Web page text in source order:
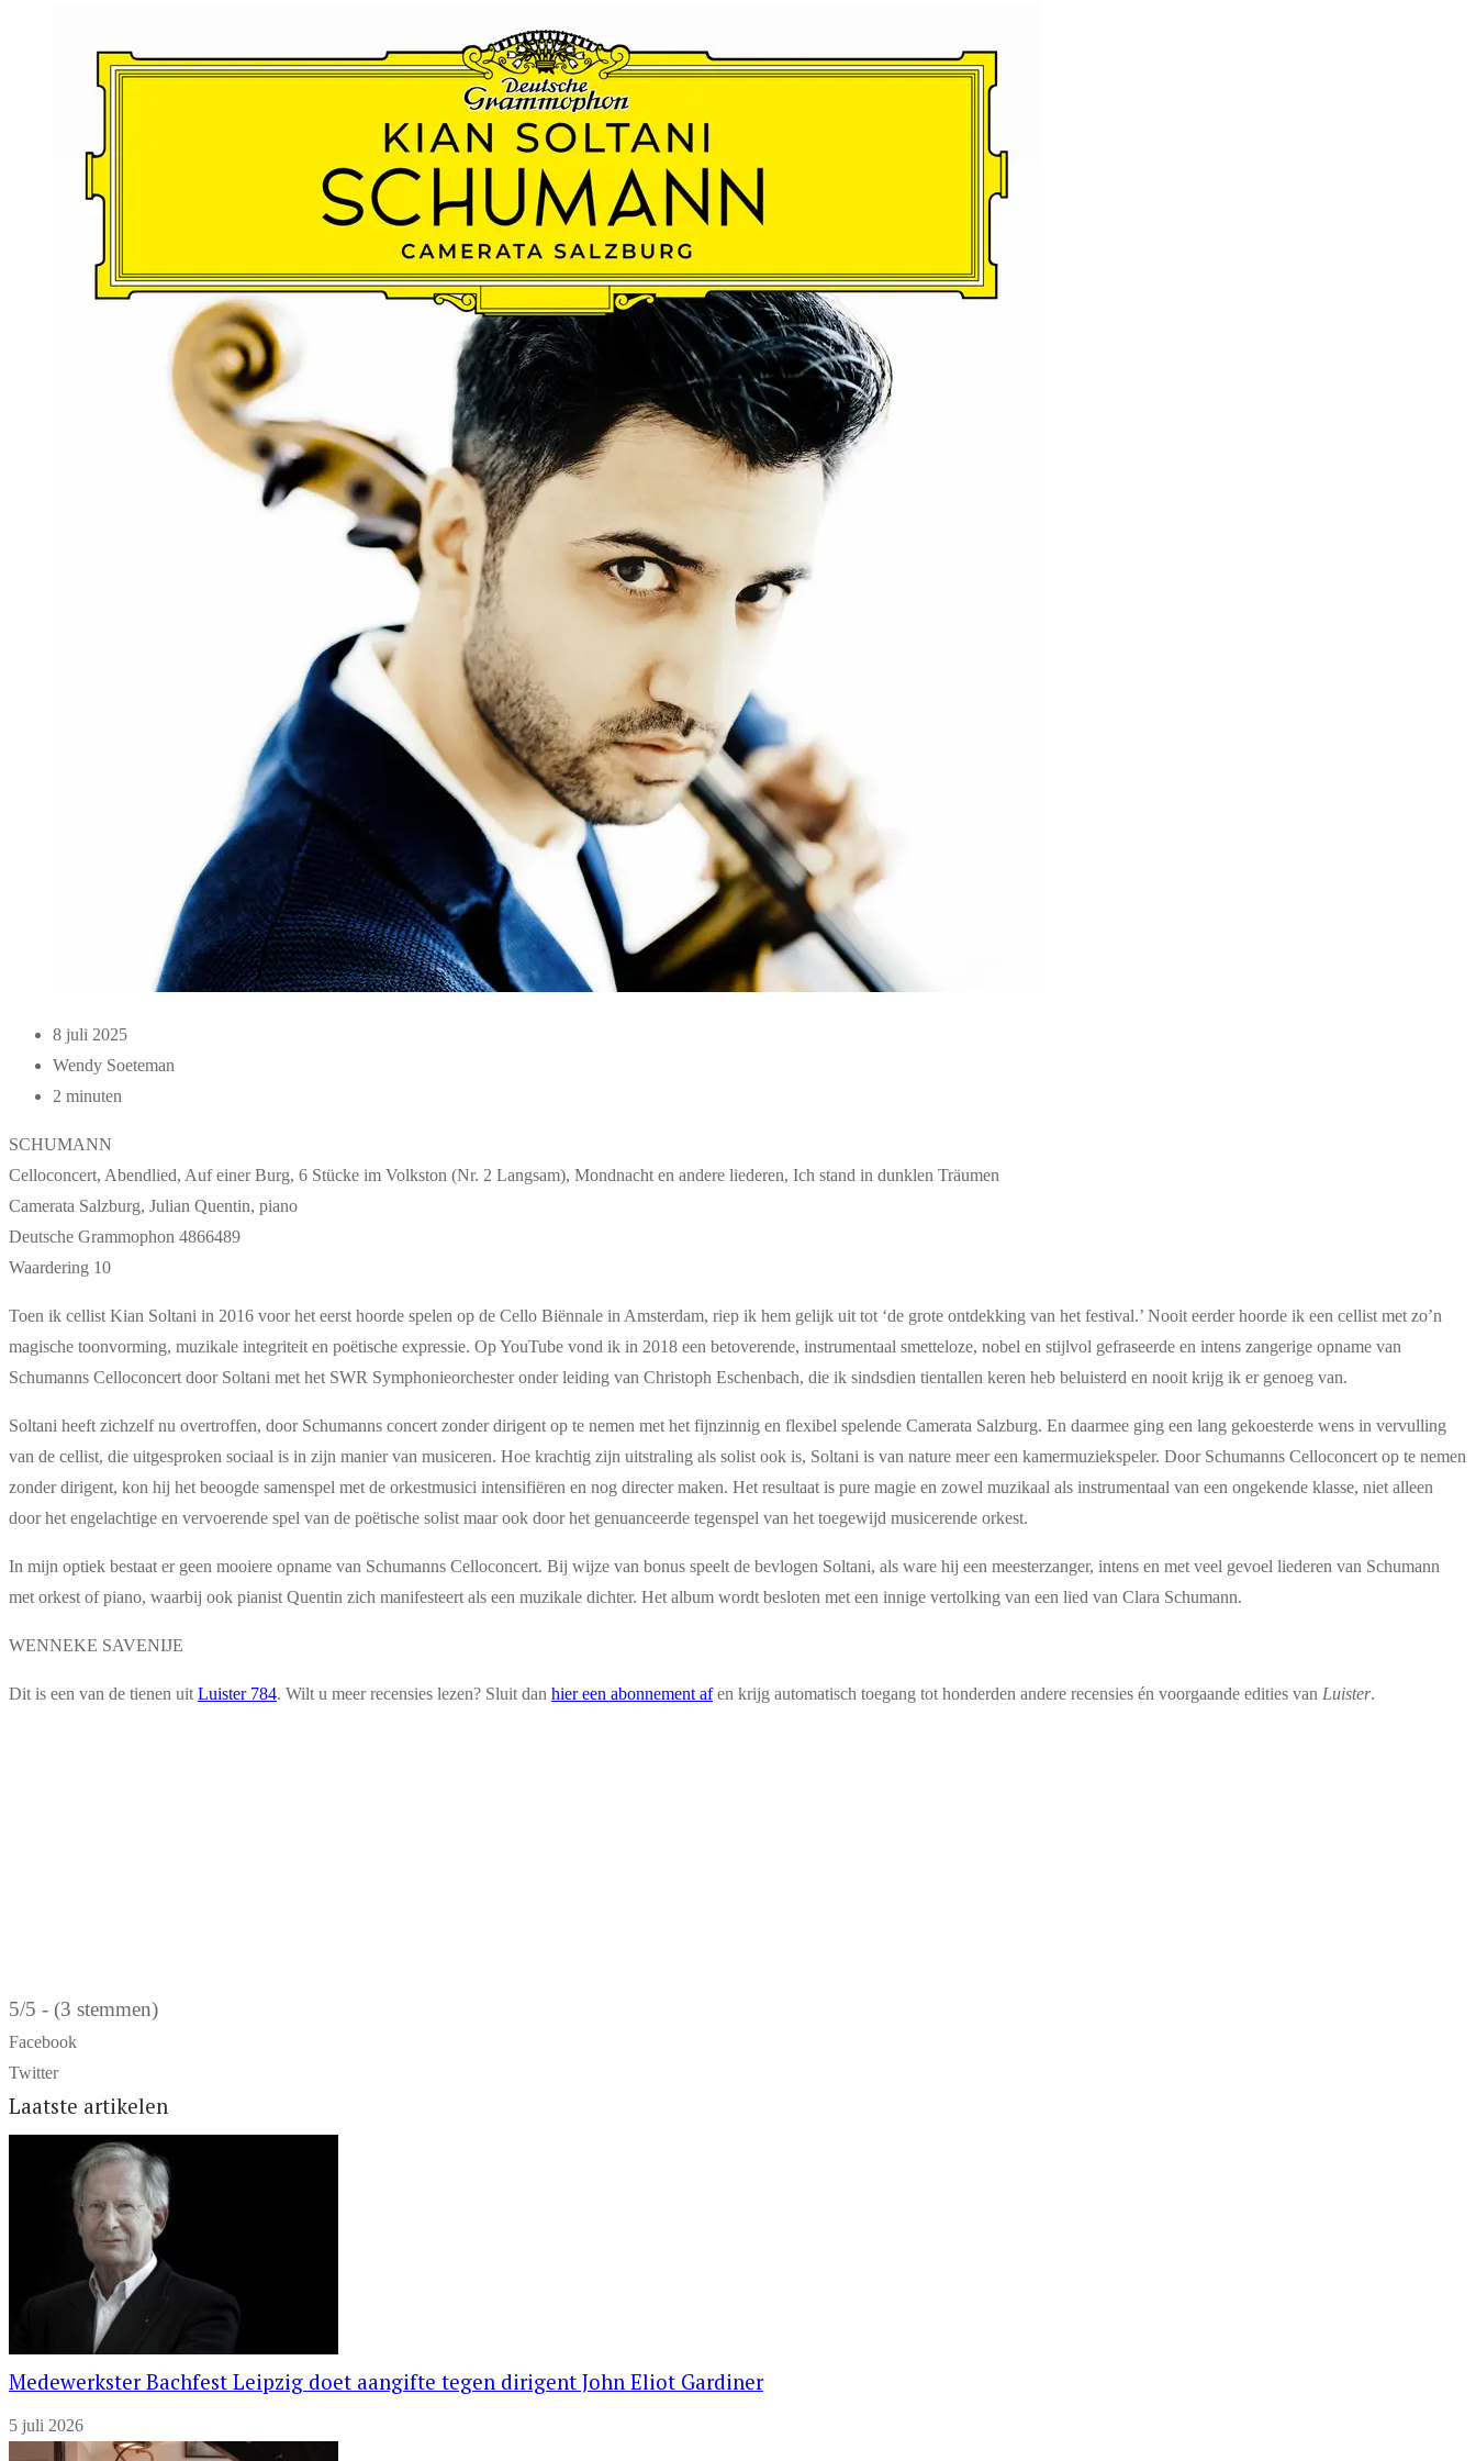
8 juli 2025
Wendy Soeteman
2 minuten
SCHUMANN
Celloconcert, Abendlied, Auf einer Burg, 6 Stücke im Volkston (Nr. 2 Langsam), Mondnacht en andere liederen, Ich stand in dunklen Träumen
Camerata Salzburg, Julian Quentin, piano
Deutsche Grammophon 4866489
Waardering 10
Toen ik cellist Kian Soltani in 2016 voor het eerst hoorde spelen op de Cello Biënnale in Amsterdam, riep ik hem gelijk uit tot ‘de grote ontdekking van het festival.’ Nooit eerder hoorde ik een cellist met zo’n
magische toonvorming, muzikale integriteit en poëtische expressie. Op YouTube vond ik in 2018 een betoverende, instrumentaal smetteloze, nobel en stijlvol gefraseerde en intens zangerige opname van
Schumanns Celloconcert door Soltani met het SWR Symphonieorchester onder leiding van Christoph Eschenbach, die ik sindsdien tientallen keren heb beluisterd en nooit krijg ik er genoeg van.
Soltani heeft zichzelf nu overtroffen, door Schumanns concert zonder dirigent op te nemen met het fijnzinnig en flexibel spelende Camerata Salzburg. En daarmee ging een lang gekoesterde wens in vervulling
van de cellist, die uitgesproken sociaal is in zijn manier van musiceren. Hoe krachtig zijn uitstraling als solist ook is, Soltani is van nature meer een kamermuziekspeler. Door Schumanns Celloconcert op te nemen
zonder dirigent, kon hij het beoogde samenspel met de orkestmusici intensifiëren en nog directer maken. Het resultaat is pure magie en zowel muzikaal als instrumentaal van een ongekende klasse, niet alleen
door het engelachtige en vervoerende spel van de poëtische solist maar ook door het genuanceerde tegenspel van het toegewijd musicerende orkest.
In mijn optiek bestaat er geen mooiere opname van Schumanns Celloconcert. Bij wijze van bonus speelt de bevlogen Soltani, als ware hij een meesterzanger, intens en met veel gevoel liederen van Schumann
met orkest of piano, waarbij ook pianist Quentin zich manifesteert als een muzikale dichter. Het album wordt besloten met een innige vertolking van een lied van Clara Schumann.
WENNEKE SAVENIJE
Dit is een van de tienen uit Luister 784. Wilt u meer recensies lezen? Sluit dan hier een abonnement afen krijg automatisch toegang tot honderden andere recensies én voorgaande edities van Luister.
5/5 - (3 stemmen)
Facebook
Twitter
Laatste artikelen
Medewerkster Bachfest Leipzig doet aangifte tegen dirigent John Eliot Gardiner
5 juli 2026